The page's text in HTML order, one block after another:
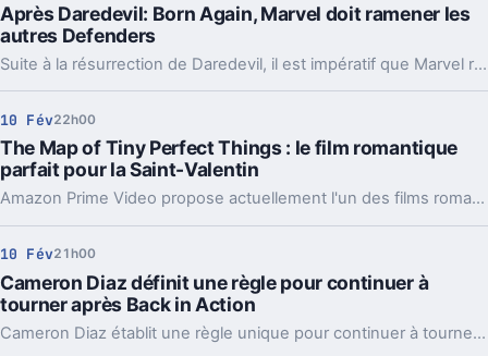
Après Daredevil: Born Again, Marvel doit ramener les
autres Defenders
Suite à la résurrection de Daredevil, il est impératif que Marvel rappelle les autres Defenders à la vie pour continuer à captiver les fans avec de nouvelles aventures palpitantes.
10 Fév22h00
The Map of Tiny Perfect Things : le film romantique
parfait pour la Saint-Valentin
Amazon Prime Video propose actuellement l'un des films romantiques les plus méconnus, mais idéal pour la Saint-Valentin.
10 Fév21h00
Cameron Diaz définit une règle pour continuer à
tourner après Back in Action
Cameron Diaz établit une règle unique pour continuer à tourner des films après son grand retour sur le devant de la scène.